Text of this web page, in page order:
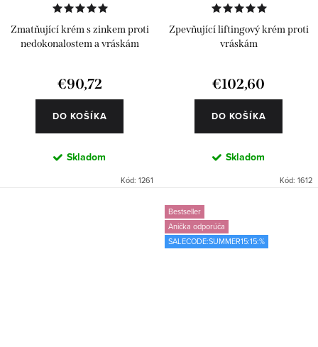
Zmatňující krém s zinkem proti
nedokonalostem a vráskám
€90,72
DO KOŠÍKA
Skladom
Kód: 1261
Zpevňující liftingový krém proti
vráskám
€102,60
DO KOŠÍKA
Skladom
Kód: 1612
Bestseller
Anička odporúča
SALECODE:SUMMER15:15:%